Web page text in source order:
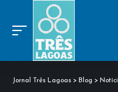
Jornal Três Lagoas > Blog >